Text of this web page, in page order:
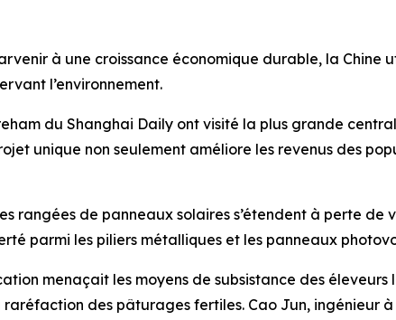
à une croissance économique durable, la Chine
l’environnement.
du Shanghai Daily ont visité la plus grande
unique non seulement améliore les revenus des
rangées de panneaux solaires s’étendent à perte de
parmi les piliers métalliques et les panneaux
menaçait les moyens de subsistance des éleveurs
des pâturages fertiles. Cao Jun, ingénieur